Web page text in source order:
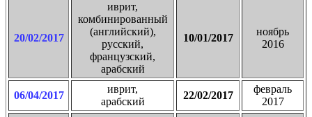
20/02/2017
иврит,
комбинированный
(английский),
русский,
французский,
арабский
10/01/2017
ноябрь
2016
06/04/2017
иврит,
арабский
22/02/2017
февраль
2017